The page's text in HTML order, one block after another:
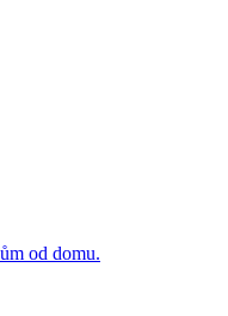
od domu.